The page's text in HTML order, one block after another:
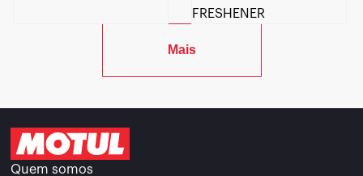
FRESHENER
Mais
Quem somos